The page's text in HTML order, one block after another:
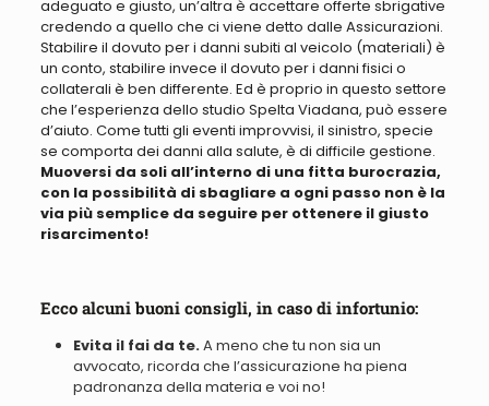
adeguato e giusto, un’altra è accettare offerte sbrigative
credendo a quello che ci viene detto dalle Assicurazioni.
Stabilire il dovuto per i danni subiti al veicolo (materiali) è
un conto, stabilire invece il dovuto per i danni fisici o
collaterali è ben differente. Ed è proprio in questo settore
che l’esperienza dello studio Spelta Viadana, può essere
d’aiuto. Come tutti gli eventi improvvisi, il sinistro, specie
se comporta dei danni alla salute, è di difficile gestione.
Muoversi da soliall’interno di una fitta burocrazia,
con la possibilità di sbagliare a ogni passo non è la
via più semplice da seguire per ottenere il giusto
risarcimento!
Ecco alcuni buoni consigli, in caso di infortunio:
Evita il fai da te.A meno che tu non sia un
avvocato, ricorda che l’assicurazione ha piena
padronanza della materia e voi no!